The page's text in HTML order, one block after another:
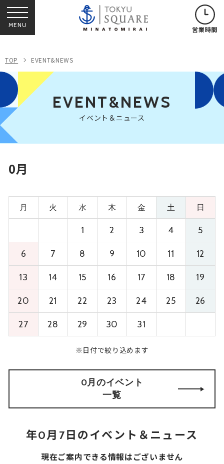
MENU 営業時間
TOP EVENT&NEWS
EVENT&NEWS
イベント＆ニュース
0月
月 火 水 木 金 土 日
1 2 3 4 5
6 7 8 9 10 11 12
13 14 15 16 17 18 19
20 21 22 23 24 25 26
27 28 29 30 31
※日付で絞り込めます
0月のイベント
一覧
年0月7日のイベント＆ニュース
現在ご案内できる情報はございません